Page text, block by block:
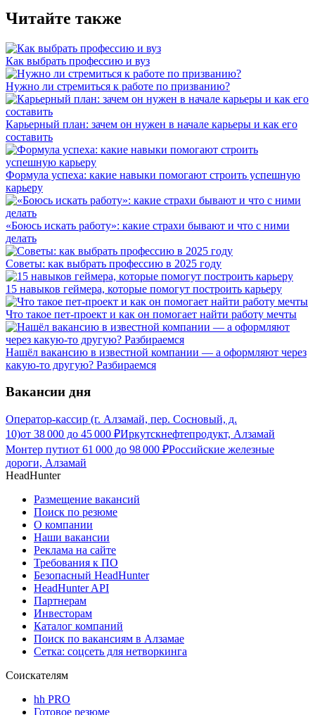
Читайте также
Как выбрать профессию и вуз
Нужно ли стремиться к работе по призванию?
Карьерный план: зачем он нужен в начале карьеры и как его
составить
Формула успеха: какие навыки помогают строить успешную
карьеру
«Боюсь искать работу»: какие страхи бывают и что с ними
делать
Советы: как выбрать профессию в 2025 году
15 навыков геймера, которые помогут построить карьеру
Что такое пет-проект и как он помогает найти работу мечты
Нашёл вакансию в известной компании — а оформляют через
какую-то другую? Разбираемся
Вакансии дня
Оператор-кассир (г. Алзамай, пер. Сосновый, д.
10)от 38 000 до 45 000 ₽Иркутскнефтепродукт, Алзамай
Монтер путиот 61 000 до 98 000 ₽Российские железные
дороги, Алзамай
HeadHunter
Размещение вакансий
Поиск по резюме
О компании
Наши вакансии
Реклама на сайте
Требования к ПО
Безопасный HeadHunter
HeadHunter API
Партнерам
Инвесторам
Каталог компаний
Поиск по вакансиям в Алзамае
Сетка: соцсеть для нетворкинга
Соискателям
hh PRO
Готовое резюме